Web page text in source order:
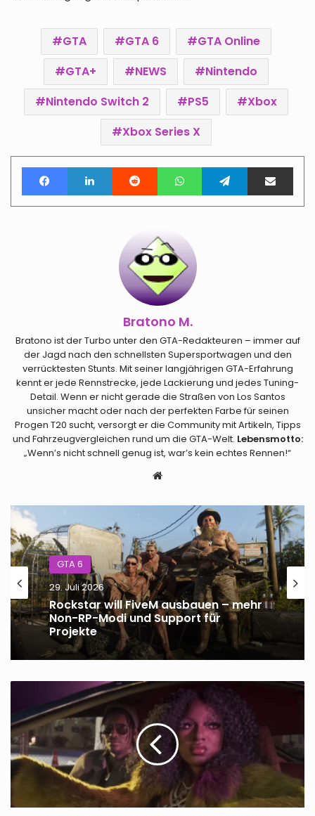
GTA GTA 6
GTA Online
GTA+
NEWS
Nintendo
Nintendo Switch 2
PS5
Xbox
Xbox Series X
FacebookLinkedIn Reddit WhatsAppTelegramTeile per E-Mail
Bratono M.
Bratono ist der Turbo unter den GTA-Redakteuren – immer auf
der Jagd nach den schnellsten Supersportwagen und den
verrücktesten Stunts. Mit seiner langjährigen GTA-Erfahrung
kennt er jede Rennstrecke, jede Lackierung und jedes Tuning-
Detail. Wenn er nicht gerade die Straßen von Los Santos
unsicher macht oder nach der perfekten Farbe für seinen
Progen T20 sucht, versorgt er die Community mit Artikeln, Tipps
und Fahrzeugvergleichen rund um die GTA-Welt. Lebensmotto:
„Wenn’s nicht schnell genug ist, war’s kein echtes Rennen!“
GTA 6
29. Juli 2026
Rockstar will FiveM ausbauen – mehr
Non-RP-Modi und Support für
Projekte
GTA
Twitch
Drops
bringen
bis
1.000.000